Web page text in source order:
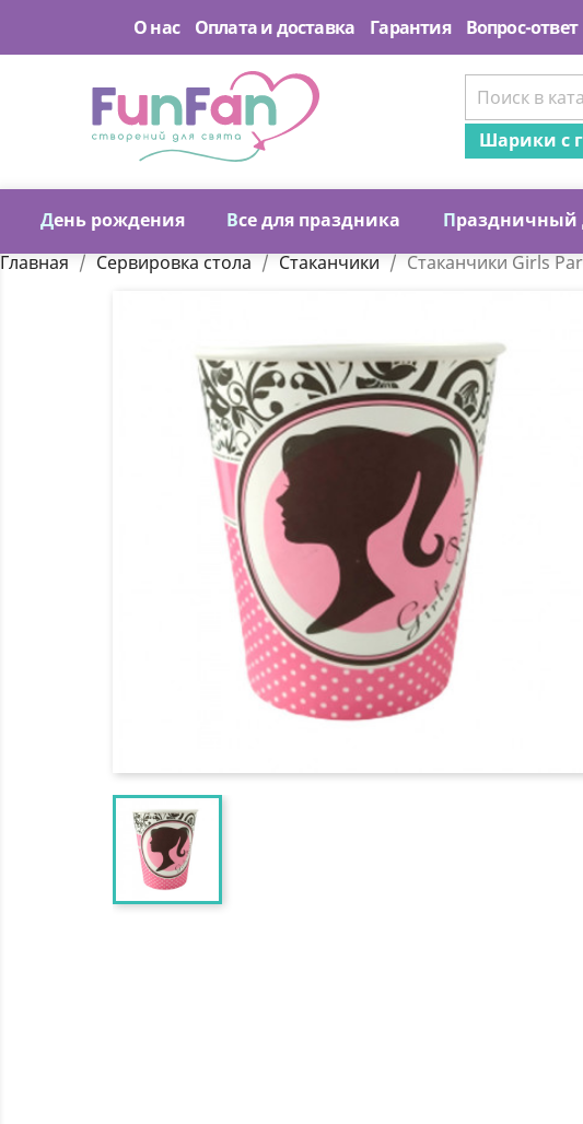
О нас Оплата и доставка Гарантия Вопрос-ответ
День рождения Все для праздника Праздничный
Шарики с
Главная Сервировка стола Стаканчики Стаканчики Girls